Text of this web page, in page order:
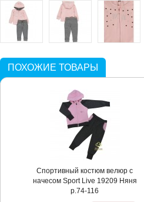
ПОХОЖИЕ ТОВАРЫ
Спортивный костюм велюр с
начесом Sport Live 19209 Няня
р.74-116